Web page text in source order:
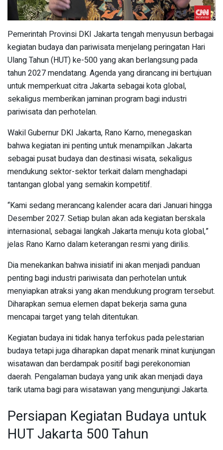
Pemerintah Provinsi DKI Jakarta tengah menyusun berbagai
kegiatan budaya dan pariwisata menjelang peringatan Hari
Ulang Tahun (HUT) ke-500 yang akan berlangsung pada
tahun 2027 mendatang. Agenda yang dirancang ini bertujuan
untuk memperkuat citra Jakarta sebagai kota global,
sekaligus memberikan jaminan program bagi industri
pariwisata dan perhotelan.
Wakil Gubernur DKI Jakarta, Rano Karno, menegaskan
bahwa kegiatan ini penting untuk menampilkan Jakarta
sebagai pusat budaya dan destinasi wisata, sekaligus
mendukung sektor-sektor terkait dalam menghadapi
tantangan global yang semakin kompetitif.
“Kami sedang merancang kalender acara dari Januari hingga
Desember 2027. Setiap bulan akan ada kegiatan berskala
internasional, sebagai langkah Jakarta menuju kota global,”
jelas Rano Karno dalam keterangan resmi yang dirilis.
Dia menekankan bahwa inisiatif ini akan menjadi panduan
penting bagi industri pariwisata dan perhotelan untuk
menyiapkan atraksi yang akan mendukung program tersebut.
Diharapkan semua elemen dapat bekerja sama guna
mencapai target yang telah ditentukan.
Kegiatan budaya ini tidak hanya terfokus pada pelestarian
budaya tetapi juga diharapkan dapat menarik minat kunjungan
wisatawan dan berdampak positif bagi perekonomian
daerah. Pengalaman budaya yang unik akan menjadi daya
tarik utama bagi para wisatawan yang mengunjungi Jakarta.
Persiapan Kegiatan Budaya untuk
HUT Jakarta 500 Tahun